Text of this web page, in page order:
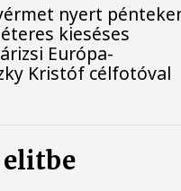
nyert
kieséses
Európa-
Kristóf célfotóval
elitbe